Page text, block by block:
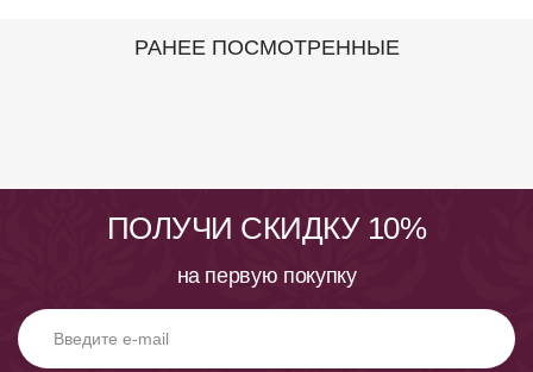
РАНЕЕ ПОСМОТРЕННЫЕ
ПОЛУЧИ СКИДКУ 10%
на первую покупку